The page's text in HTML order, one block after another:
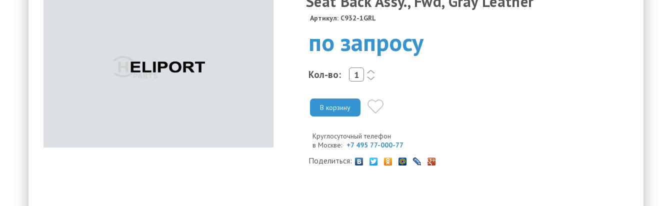
Артикул: C932-1GRL
по запросу
Кол-во:
<
>
В корзину
Круглосуточный телефон
в Москве: +7 495 77-000-77
Поделиться: